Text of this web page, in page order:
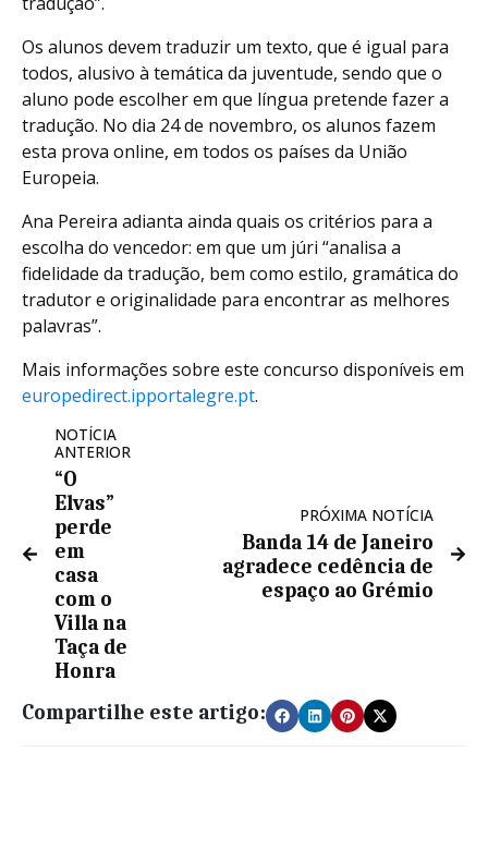
Os alunos devem traduzir um texto, que é igual para
todos, alusivo à temática da juventude, sendo que o
aluno pode escolher em que língua pretende fazer a
tradução. No dia 24 de novembro, os alunos fazem
esta prova online, em todos os países da União
Europeia.
Ana Pereira adianta ainda quais os critérios para a
escolha do vencedor: em que um júri “analisa a
fidelidade da tradução, bem como estilo, gramática do
tradutor e originalidade para encontrar as melhores
palavras”.
Mais informações sobre este concurso disponíveis em
europedirect.ipportalegre.pt.
NOTÍCIA
ANTERIOR
“O
Elvas”
perde
em
casa
com o
Villa na
Taça de
Honra
PRÓXIMA NOTÍCIA
Banda 14 de Janeiro
agradece cedência de
espaço ao Grémio
Compartilhe este artigo: